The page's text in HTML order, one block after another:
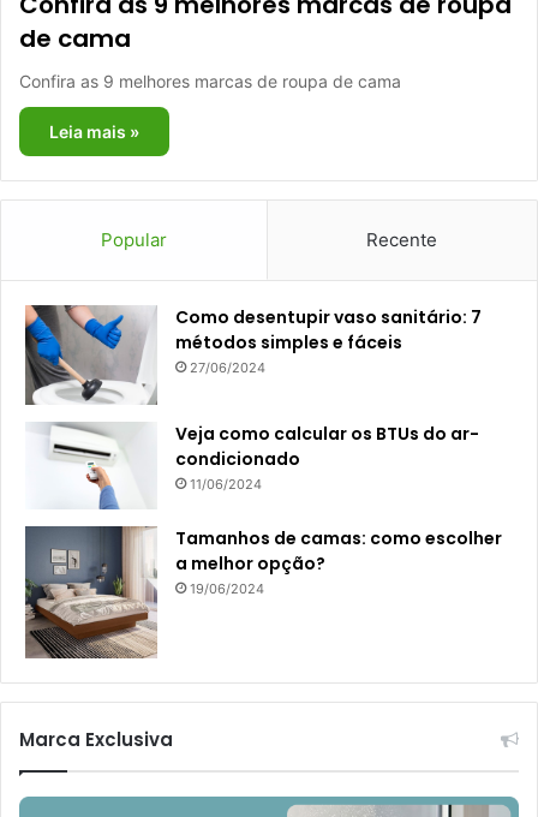
de cama
Confira as 9 melhores marcas de roupa de cama
Leia mais »
Popular Recente
Como desentupir vaso sanitário: 7
métodos simples e fáceis
27/06/2024
Veja como calcular os BTUs do ar-
condicionado
11/06/2024
Tamanhos de camas: como escolher
a melhor opção?
19/06/2024
Marca Exclusiva